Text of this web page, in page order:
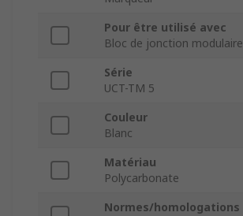
Pour être utilisé avec
Bloc de jonction modulaire
Série
UCT-TM 5
Couleur
Blanc
Matériau
Polycarbonate
Normes/homologations